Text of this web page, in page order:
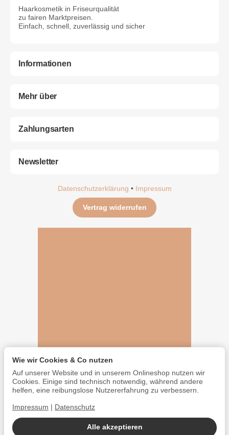
Haarkosmetik in Friseurqualität
zu fairen Marktpreisen.
Einfach, schnell, zuverlässig und sicher
Informationen
Mehr über
Zahlungsarten
Newsletter
Datenschutzerklärung • Impressum
Vertrag widerrufen
Alle akzeptieren
Wie wir Cookies & Co nutzen
Auf unserer Website und in unserem Onlineshop nutzen wir
Cookies. Einige sind technisch notwendig, während andere
helfen, eine reibungslose Nutzererfahrung zu verbessern.
Impressum Datenschutz